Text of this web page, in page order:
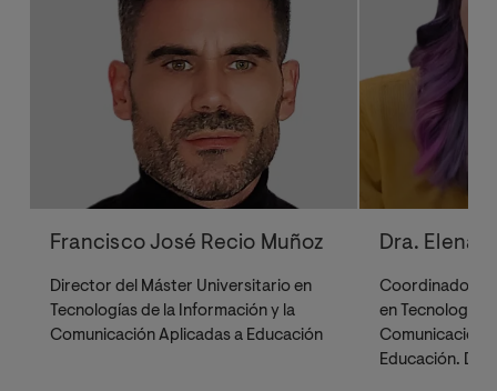
Francisco José Recio Muñoz
Director del Máster Universitario en
Tecnologías de la Información y la
Comunicación Aplicadas a Educación
Dra. Elena
Coordinadora
en Tecnologías
Comunicación
Educación.